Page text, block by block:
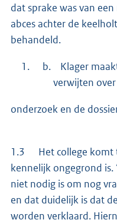
dat sprake was van
abces achter de
behandeld.
Klager
verwijten
onderzoek en de
1.3 Het college komt
kennelijk ongegrond is.
niet nodig is om nog
en dat duidelijk is dat
worden verklaard.